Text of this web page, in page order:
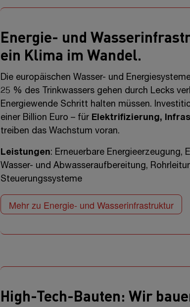
Energie- und
ein Klima im Wandel.
Die europäischen Wasser- und
25 % des Trinkwassers gehen durch Lecks
Energiewende Schritt halten müssen.
einer Billion Euro –für Elektrifizierung,
treiben das Wachstum voran.
Leistungen: Erneuerbare
Wasser- und Abwasseraufbereitung,
Steuerungssysteme
Mehr zu Energie- und Wasserinfrastruktur
High-Tech-Bauten: Wir